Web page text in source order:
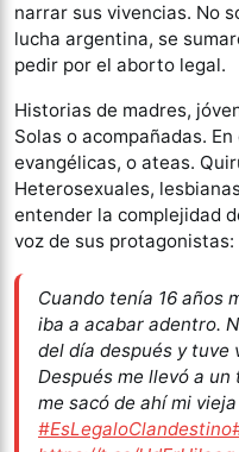
narrar sus vivencias. No
lucha argentina, se
pedir por el aborto legal.
Historias de madres,
Solas o acompañadas.
evangélicas, o ateas.
Heterosexuales,
entender la complejidad
voz de sus protagonistas:
Cuando tenía 16 años
iba a acabar adentro.
del día después y tuve
Después me llevó a
me sacó de ahí mi vieja
#EsLegaloClandestino